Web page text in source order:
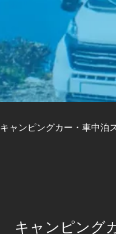
キャンピングカー・車中泊
キャンピング